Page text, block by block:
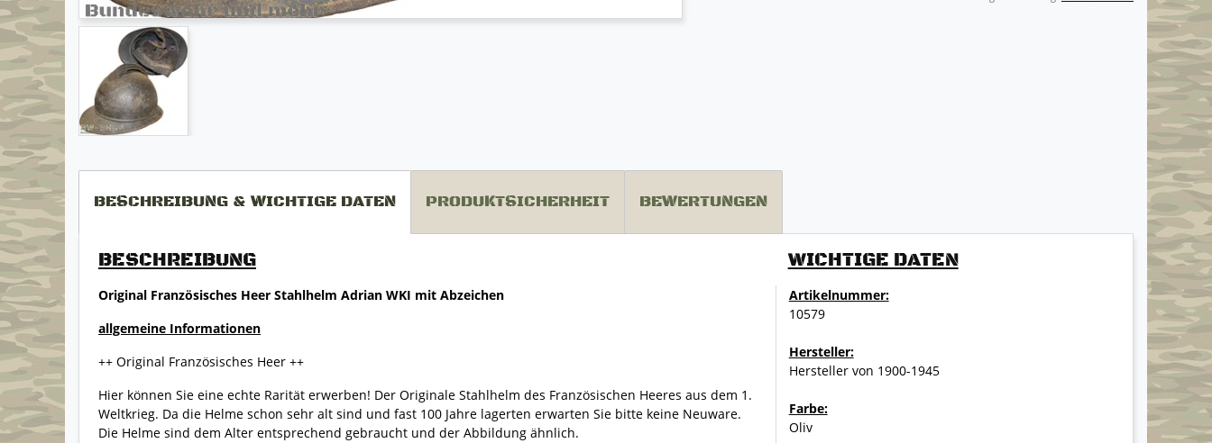
BESCHREIBUNG & WICHTIGE DATEN PRODUKTSICHERHEIT BEWERTUNGEN
BESCHREIBUNG
Original Französisches Heer Stahlhelm Adrian WKI mit Abzeichen
allgemeine Informationen
++ Original Französisches Heer ++
Hier können Sie eine echte Rarität erwerben! Der Originale Stahlhelm des Französischen Heeres aus dem 1.
Weltkrieg. Da die Helme schon sehr alt sind und fast 100 Jahre lagerten erwarten Sie bitte keine Neuware.
Die Helme sind dem Alter entsprechend gebraucht und der Abbildung ähnlich.
WICHTIGE DATEN
Artikelnummer:
10579
Hersteller:
Hersteller von 1900-1945
Farbe:
Oliv